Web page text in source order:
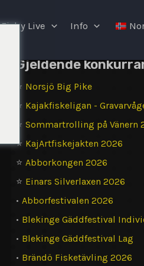
Fishy Live Info
Gjeldende
⭐ Norsjö Big Pike
⭐ Kajakfiskeligan -
⭐ Sommartrolling på Vänern
⭐ KajArtfiskejakten 2026
⭐ Abborkongen 2026
⭐ Einars Silverlaxen 2026
• Abborfestivalen 2026
• Blekinge Gäddfestival
• Blekinge Gäddfestival Lag
• Brändö Fisketävling 2026